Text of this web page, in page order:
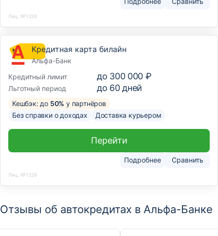
Лиц. №1326
Кредитная карта билайн
Альфа-Банк
Кредитный лимит
до 300 000 ₽
Льготный период до 60дней
Кешбэк: до 50% у партнёров
Без справки о доходах
Доставка курьером
Подробнее Сравнить
Перейти
Лиц. №1326
Отзывы об автокредитах в Альфа-Банке